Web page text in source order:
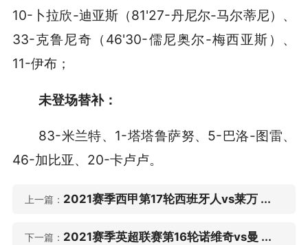
10-卜拉欣-迪亚斯（81'27-丹尼尔-马尔蒂尼）、
33-克鲁尼奇（46'30-儒尼奥尔-梅西亚斯）、
11-伊布；
未登场替补：
83-米兰特、1-塔塔鲁萨努、5-巴洛-图雷、
46-加比亚、20-卡卢卢。
上一篇： 2021赛季西甲第17轮西班牙人vs莱万 ...
下一篇： 2021赛季英超联赛第16轮诺维奇vs曼 ...